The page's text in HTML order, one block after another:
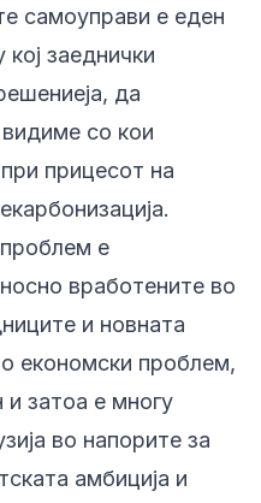
самоуправи е еден
заеднички
да
со кои
прицесот на
е
вработените во
и новната
економски проблем,
и затоа е многу
во напорите за
амбиција и